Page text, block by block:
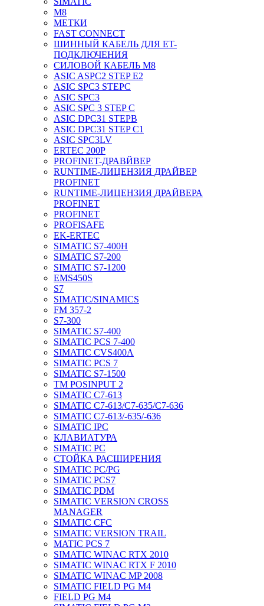
M8
МЕТКИ
FAST CONNECT
ШИННЫЙ КАБЕЛЬ ДЛЯ ET-
ПОДКЛЮЧЕНИЯ
СИЛОВОЙ КАБЕЛЬ M8
ASIC ASPC2 STEP E2
ASIC SPC3 STEPC
ASIC SPC3
ASIC SPC 3 STEP C
ASIC DPC31 STEPB
ASIC DPC31 STEP C1
ASIC SPC3LV
ERTEC 200P
PROFINET-ДРАВЙВЕР
RUNTIME-ЛИЦЕНЗИЯ ДРАЙВЕР
PROFINET
RUNTIME-ЛИЦЕНЗИЯ ДРАЙВЕРА
PROFINET
PROFINET
PROFISAFE
EK-ERTEC
SIMATIC S7-400H
SIMATIC S7-200
SIMATIC S7-1200
EMS450S
S7
SIMATIC/SINAMICS
FM 357-2
S7-300
SIMATIC S7-400
SIMATIC PCS 7-400
SIMATIC CVS400A
SIMATIC PCS 7
SIMATIC S7-1500
TM POSINPUT 2
SIMATIC C7-613
SIMATIC C7-613/C7-635/C7-636
SIMATIC C7-613/-635/-636
SIMATIC IPC
КЛАВИАТУРА
SIMATIC PC
СТОЙКА РАСШИРЕНИЯ
SIMATIC PC/PG
SIMATIC PCS7
SIMATIC PDM
SIMATIC VERSION CROSS
MANAGER
SIMATIC CFC
SIMATIC VERSION TRAIL
MATIC PCS 7
SIMATIC WINAC RTX 2010
SIMATIC WINAC RTX F 2010
SIMATIC WINAC MP 2008
SIMATIC FIELD PG M4
FIELD PG M4